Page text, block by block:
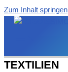
Zum Inhalt springen
TEXTILIEN